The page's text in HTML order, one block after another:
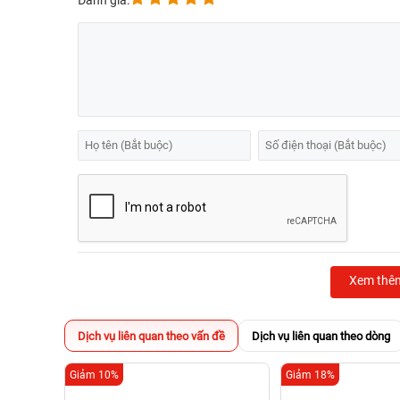
Xem
Dịch vụ liên quan theo vấn đề Dịch vụ liên quan theo dòng
Giảm 10% Giảm 18%